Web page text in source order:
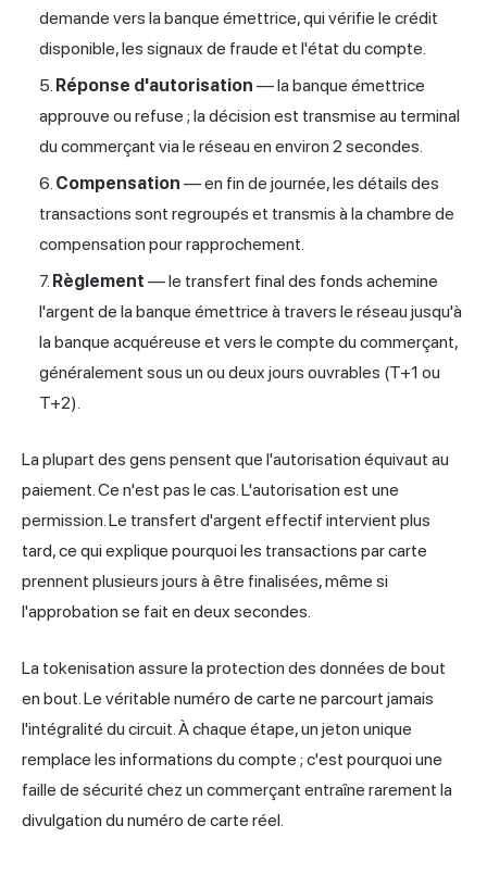
demande vers la banque émettrice, qui vérifie le crédit
disponible, les signaux de fraude et l'état du compte.
Réponse d'autorisation — la banque émettrice
approuve ou refuse ; la décision est transmise au terminal
du commerçant via le réseau en environ 2 secondes.
Compensation — en fin de journée, les détails des
transactions sont regroupés et transmis à la chambre de
compensation pour rapprochement.
Règlement — le transfert final des fonds achemine
l'argent de la banque émettrice à travers le réseau jusqu'à
la banque acquéreuse et vers le compte du commerçant,
généralement sous un ou deux jours ouvrables (T+1 ou
T+2).
La plupart des gens pensent que l'autorisation équivaut au
paiement. Ce n'est pas le cas. L'autorisation est une
permission. Le transfert d'argent effectif intervient plus
tard, ce qui explique pourquoi les transactions par carte
prennent plusieurs jours à être finalisées, même si
l'approbation se fait en deux secondes.
La tokenisation assure la protection des données de bout
en bout. Le véritable numéro de carte ne parcourt jamais
l'intégralité du circuit. À chaque étape, un jeton unique
remplace les informations du compte ; c'est pourquoi une
faille de sécurité chez un commerçant entraîne rarement la
divulgation du numéro de carte réel.